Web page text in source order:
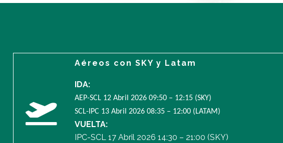
Aéreos con SKY y Latam
IDA:
AEP-SCL 12 Abril 2026 09:50 – 12:15 (SKY)
SCL-IPC 13 Abril 2026 08:35 – 12:00 (LATAM)
VUELTA:
IPC-SCL 17 Abril 2026 14:30 – 21:00 (SKY)